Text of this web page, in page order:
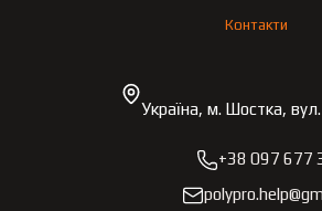
Контакти
Україна, м. Шостка, вул.
+38 097 677